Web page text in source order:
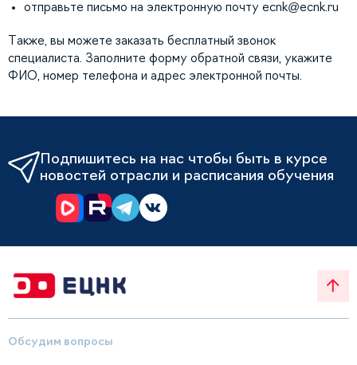
отправьте письмо на электронную почту ecnk@ecnk.ru
Также, вы можете заказать бесплатный звонок
специалиста. Заполните форму обратной связи, укажите
ФИО, номер телефона и адрес электронной почты.
Подпишитесь на нас чтобы быть в курсе
новостей отрасли и расписания обучения
Обсудим вопросы